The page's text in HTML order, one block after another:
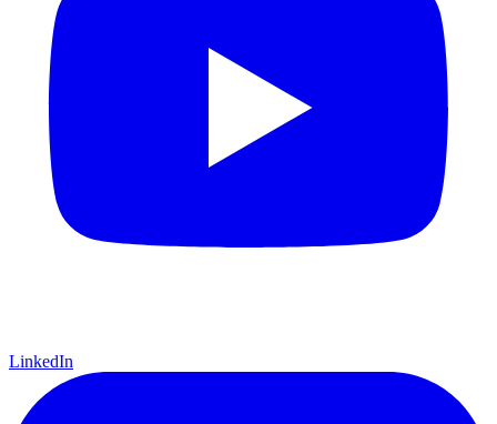
LinkedIn